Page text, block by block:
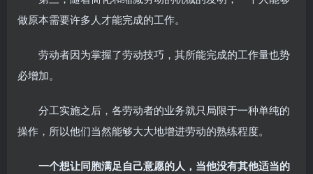
做原本需要许多人才能完成的工作。
劳动者因为掌握了劳动技巧，其所能完成的工作量也势
必增加。
分工实施之后，各劳动者的业务就只局限于一种单纯的
操作，所以他们当然能够大大地增进劳动的熟练程度。
一个想让同胞满足自己意愿的人，当他没有其他适当的